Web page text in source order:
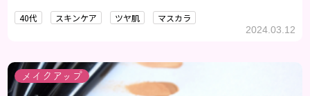
40代 スキンケア ツヤ肌 マスカラ
2024.03.12
メイクアップ